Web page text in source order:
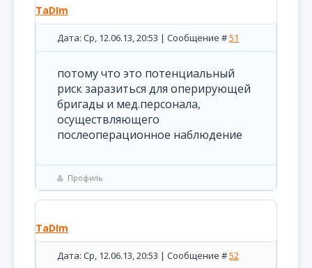
TaDIm
Дата: Ср, 12.06.13, 20:53 | Сообщение #51
потому что это потенциальный
риск заразиться для оперирующей
бригады и мед.персонала,
осуществляющего
послеоперационное наблюдение
Профиль
TaDIm
Дата: Ср, 12.06.13, 20:53 | Сообщение #52